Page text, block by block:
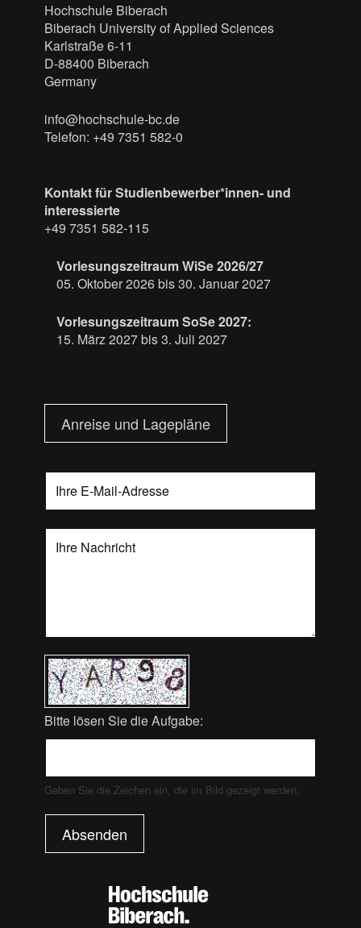
Hochschule Biberach
Biberach University of Applied Sciences
Karlstraße 6-11
D-88400 Biberach
Germany
info@hochschule-bc.de
Telefon: +49 7351 582-0
Kontakt für Studienbewerber*innen- und
interessierte
+49 7351 582-115
Vorlesungszeitraum WiSe 2026/27
05. Oktober 2026 bis 30. Januar 2027
Vorlesungszeitraum SoSe 2027:
15. März 2027 bis 3. Juli 2027
Anreise und Lagepläne
Bitte lösen Sie die Aufgabe:
Geben Sie die Zeichen ein, die im Bild gezeigt werden.
Absenden